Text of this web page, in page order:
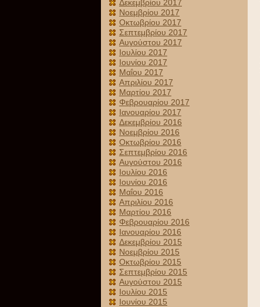
Δεκεμβρίου 2017
Νοεμβρίου 2017
Οκτωβρίου 2017
Σεπτεμβρίου 2017
Αυγούστου 2017
Ιουλίου 2017
Ιουνίου 2017
Μαΐου 2017
Απριλίου 2017
Μαρτίου 2017
Φεβρουαρίου 2017
Ιανουαρίου 2017
Δεκεμβρίου 2016
Νοεμβρίου 2016
Οκτωβρίου 2016
Σεπτεμβρίου 2016
Αυγούστου 2016
Ιουλίου 2016
Ιουνίου 2016
Μαΐου 2016
Απριλίου 2016
Μαρτίου 2016
Φεβρουαρίου 2016
Ιανουαρίου 2016
Δεκεμβρίου 2015
Νοεμβρίου 2015
Οκτωβρίου 2015
Σεπτεμβρίου 2015
Αυγούστου 2015
Ιουλίου 2015
Ιουνίου 2015